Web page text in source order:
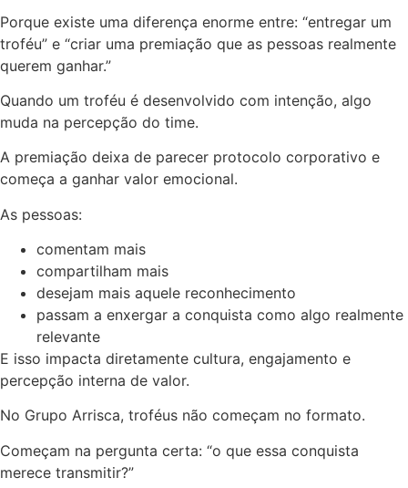
Porque existe uma diferença enorme entre: “entregar um
troféu” e “criar uma premiação que as pessoas realmente
querem ganhar.”
Quando um troféu é desenvolvido com intenção, algo
muda na percepção do time.
A premiação deixa de parecer protocolo corporativo e
começa a ganhar valor emocional.
As pessoas:
comentam mais
compartilham mais
desejam mais aquele reconhecimento
passam a enxergar a conquista como algo realmente
relevante
E isso impacta diretamente cultura, engajamento e
percepção interna de valor.
No Grupo Arrisca, troféus não começam no formato.
Começam na pergunta certa: “o que essa conquista
merece transmitir?”